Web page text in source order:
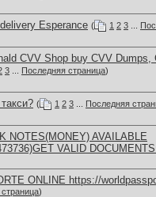
Esperance ( 1 2 3
CVV Shop buy CVV
3 Последняя страница)
( 1 2 3
Последняя
NOTES(MONEY) AVAILABLE
VALID
ONLINE https://
)